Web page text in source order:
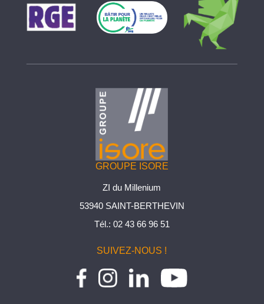
GROUPE ISORE
ZI du Millenium
53940 SAINT-BERTHEVIN
Tél.: 02 43 66 96 51
SUIVEZ-NOUS !